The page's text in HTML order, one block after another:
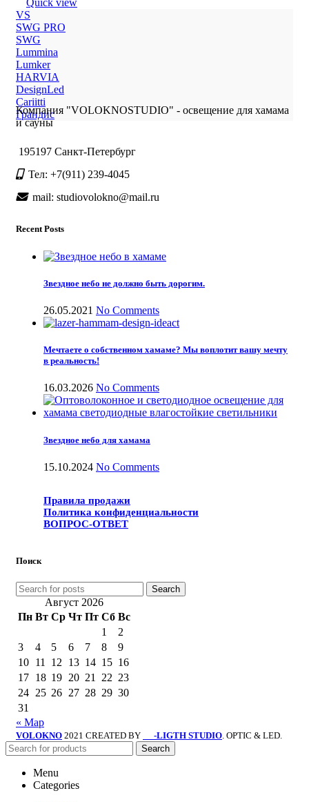
Quick view
VS
SWG PRO
SWG
Lummina
Lumker
HARVIA
DesignLed
Cariitti
Грандис
Компания "VOLOKNOSTUDIO" - освещение для хамама
и сауны
195197 Санкт-Петербург
Тел: +7(911) 239-4045
mail: studiovolokno@mail.ru
Recent Posts
Звездное небо не должно быть дорогим.
26.05.2021 No Comments
Мечтаете о собственном хамаме? Мы воплотит вашу мечту
в реальность!
16.03.2026 No Comments
Звездное небо для хамама
15.10.2024 No Comments
Правила продажи
Политика конфиденциальности
ВОПРОС-ОТВЕТ
Поиск
Search
Август 2026
Пн Вт Ср Чт Пт Сб Вс
1
2
3
4 5 6 7 8
9
10 11 12 13 14 15 16
17 18 19 20 21 22 23
24 25 26 27 28 29 30
31
« Мар
VOLOKNO 2021 CREATED BY -LIGTH STUDIO. OPTIC & LED.
Search
Menu
Categories